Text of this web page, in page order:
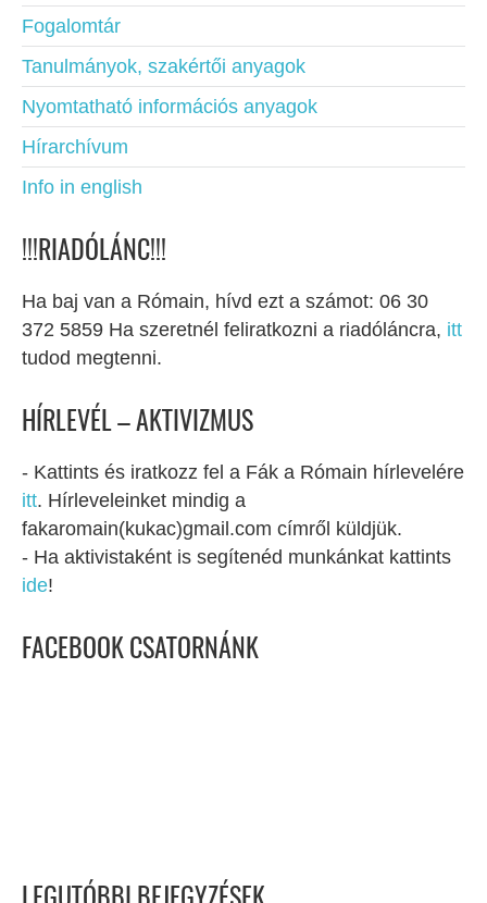
Fogalomtár
Tanulmányok, szakértői anyagok
Nyomtatható információs anyagok
Hírarchívum
Info in english
!!!RIADÓLÁNC!!!
Ha baj van a Rómain, hívd ezt a számot: 06 30
372 5859 Ha szeretnél feliratkozni a riadóláncra, itt
tudod megtenni.
HÍRLEVÉL – AKTIVIZMUS
- Kattints és iratkozz fel a Fák a Rómain hírlevelére
itt. Hírleveleinket mindig a
fakaromain(kukac)gmail.com címről küldjük.
- Ha aktivistaként is segítenéd munkánkat kattints
ide!
FACEBOOK CSATORNÁNK